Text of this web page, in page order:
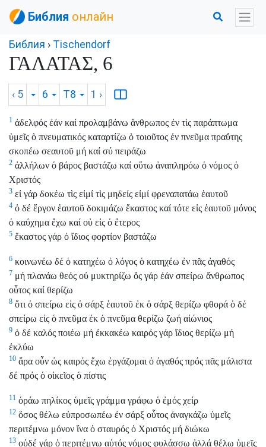
Библия онлайн
Библия › Tischendorf
ΓΑΛΑΤΑΣ, 6
‹ 5 6 T8 1 ›
1 ἀδελφός ἐάν καί προλαμβάνω ἄνθρωπος ἐν τὶς παράπτωμα
ὑμεῖς ὁ πνευματικός καταρτίζω ὁ τοιοῦτος ἐν πνεῦμα πραΰτης
σκοπέω σεαυτοῦ μή καί σύ πειράζω
2 ἀλλήλων ὁ βάρος βαστάζω καί οὕτω ἀναπληρόω ὁ νόμος ὁ
Χριστός
3 εἰ γάρ δοκέω τὶς εἰμί τὶς μηδείς εἰμί φρεναπατάω ἑαυτοῦ
4 ὁ δέ ἔργον ἑαυτοῦ δοκιμάζω ἕκαστος καί τότε εἰς ἑαυτοῦ μόνος
ὁ καύχημα ἔχω καί οὐ εἰς ὁ ἕτερος
5 ἕκαστος γάρ ὁ ἴδιος φορτίον βαστάζω
6 κοινωνέω δέ ὁ κατηχέω ὁ λόγος ὁ κατηχέω ἐν πᾶς ἀγαθός
7 μή πλανάω θεός οὐ μυκτηρίζω ὅς γάρ ἐάν σπείρω ἄνθρωπος
οὗτος καί θερίζω
8 ὅτι ὁ σπείρω εἰς ὁ σάρξ ἑαυτοῦ ἐκ ὁ σάρξ θερίζω φθορά ὁ δέ
σπείρω εἰς ὁ πνεῦμα ἐκ ὁ πνεῦμα θερίζω ζωή αἰώνιος
9 ὁ δέ καλός ποιέω μή ἐκκακέω καιρός γάρ ἴδιος θερίζω μή
ἐκλύω
10 ἄρα οὖν ὡς καιρός ἔχω ἐργάζομαι ὁ ἀγαθός πρός πᾶς μάλιστα
δέ πρός ὁ οἰκεῖος ὁ πίστις
11 ὁράω πηλίκος ὑμεῖς γράμμα γράφω ὁ ἐμός χείρ
12 ὅσος θέλω εὐπροσωπέω ἐν σάρξ οὗτος ἀναγκάζω ὑμεῖς
περιτέμνω μόνον ἵνα ὁ σταυρός ὁ Χριστός μή διώκω
13 οὐδέ γάρ ὁ περιτέμνω αὐτός νόμος φυλάσσω ἀλλά θέλω ὑμεῖς